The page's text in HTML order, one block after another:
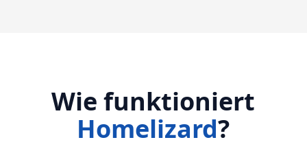
Wie funktioniert
Homelizard?